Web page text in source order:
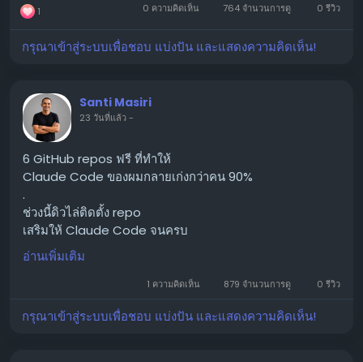
1 0 ความคิดเห็น 764 จำนวนการดู 0 รีวิว
กรุณาเข้าสู่ระบบเพื่อชอบ แบ่งปัน และแสดงความคิดเห็น!
Santi Masiri
23 วันที่แล้ว-
6 GitHub repos ฟรี ที่ทำให้
Claude Code ของผมกลายเก่งกว่าคน 90%
.
ช่วงนี้ดิวไล่ติดตั้ง repo
เสริมให้ Claude Code จนครบ
แล้วก็พบว่าของฟรีที่คน open source ไว้ เก่งกว่าที่คิดเยอะ
มาก
เลยสรุปมาให้ 6 ตัวที่ใช้แล้วชีวิตง่ายขึ้นจริง
.
----------------------------
อ่านเพิ่มเติม
1 ความคิดเห็น 879 จำนวนการดู 0 รีวิว
กรุณาเข้าสู่ระบบเพื่อชอบ แบ่งปัน และแสดงความคิดเห็น!